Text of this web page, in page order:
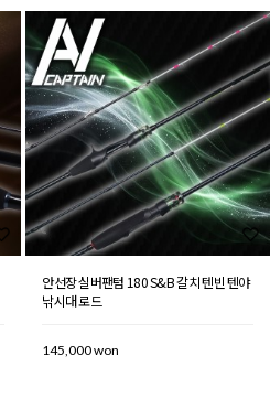
안선장 실버팬텀 180 S&B 갈치 텐빈 텐야
낚시대 로드
145,000 won